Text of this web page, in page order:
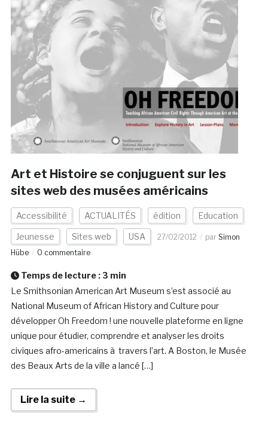
Art et Histoire se conjuguent sur les
sites web des musées américains
Accessibilité ACTUALITÉS édition Education
Jeunesse Sites web USA 27/02/2012 par Simon
Hübe
0 commentaire
Temps de lecture : 3 min
Le Smithsonian American Art Museum s’est associé au
National Museum of African History and Culture pour
développer Oh Freedom ! une nouvelle plateforme en ligne
unique pour étudier, comprendre et analyser les droits
civiques afro-americains à travers l’art. A Boston, le Musée
des Beaux Arts de la ville a lancé […]
Lire la suite →